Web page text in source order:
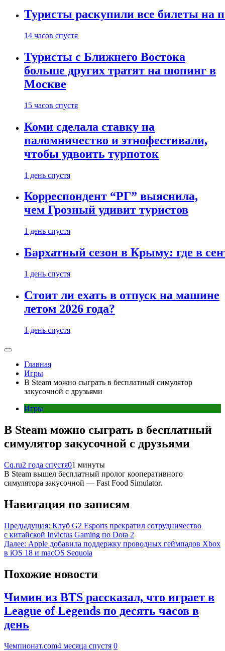
Туристы раскупили все билеты на
14 часов спустя
Туристы с Ближнего Востока
больше других тратят на шопинг в
Москве
15 часов спустя
Коми сделала ставку на
паломничество и этнофестивали,
чтобы удвоить турпоток
1 день спустя
Корреспондент “РГ” выяснила,
чем Грозный удивит туристов
1 день спустя
Бархатный сезон в Крыму: где в
1 день спустя
Стоит ли ехать в отпуск на машине
летом 2026 года?
1 день спустя
Главная
Игры
В Steam можно сыграть в бесплатный симулятор
закусочной с друзьями
Игры
В Steam можно сыграть в бесплатный
симулятор закусочной с друзьями
Cq.ru2 года спустя01 минуты
В Steam вышел бесплатный пролог кооперативного
симулятора закусочной — Fast Food Simulator.
Навигация по записям
Предыдущая: Клуб G2 Esports прекратил сотрудничество
с китайской Invictus Gaming по Dota 2
Далее: Apple добавила поддержку проводных геймпадов Xbox
в iOS 18 и macOS Sequoia
Похожие новости
Чимин из BTS рассказал, что играет в
League of Legends по десять часов в
день
Чемпионат.com4 месяца спустя 0